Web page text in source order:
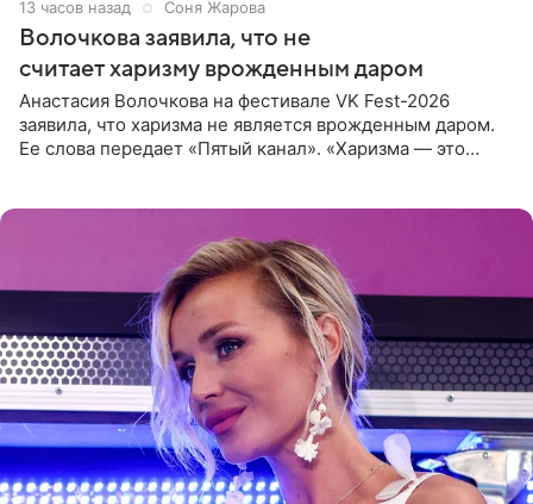
13 часов назад Соня Жарова
Волочкова заявила, что не
считает харизму врожденным даром
Анастасия Волочкова на фестивале VK Fest-2026
заявила, что харизма не является врожденным даром.
Ее слова передает «Пятый канал». «Харизма — это